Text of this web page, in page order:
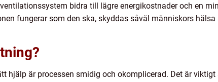
bidra till lägre energikostnader och en
fungerar som den ska, skyddas såväl människors hälsa
hjälp är processen smidig och okomplicerad. Det är